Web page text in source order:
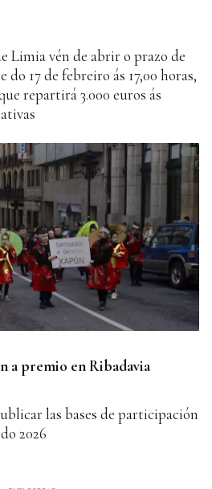
Limia vén de abrir o prazo de
17 de febreiro ás 17,00 horas,
repartirá 3.000 euros ás
a premio en Ribadavia
las bases de participación
2026